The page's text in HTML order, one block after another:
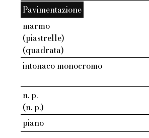
Pavimentazione
marmo
(piastrelle)
(quadrata)
intonaco monocromo
n. p.
(n. p.)
piano